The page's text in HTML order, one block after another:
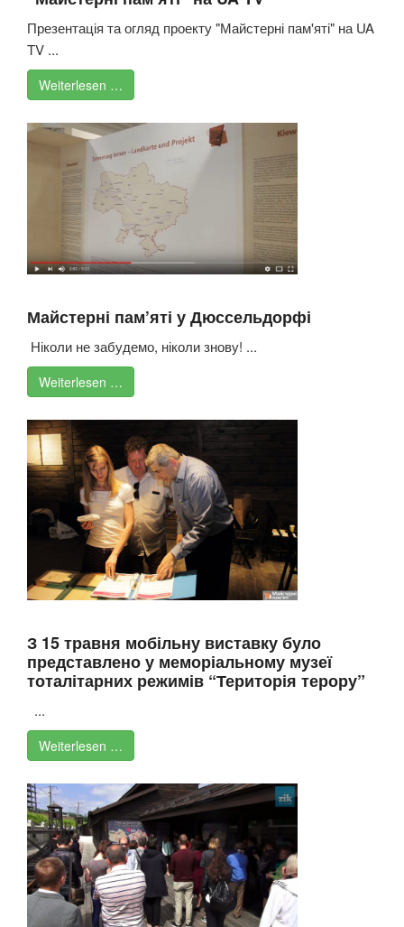
Презентація та огляд проекту "Майстерні пам'яті" на UA
TV ...
Weiterlesen …
Майстерні пам’яті у Дюссельдорфі
Ніколи не забудемо, ніколи знову! ...
Weiterlesen …
З 15 травня мобільну виставку було
представлено у меморіальному музеї
тоталітарних режимів “Територія терору”
...
Weiterlesen …